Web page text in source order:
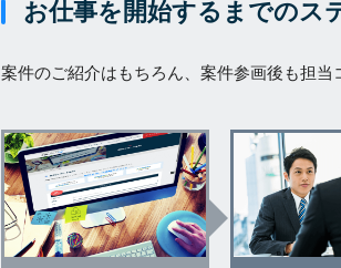
お仕事を開始するまでのス
案件のご紹介はもちろん、案件参画後も担当